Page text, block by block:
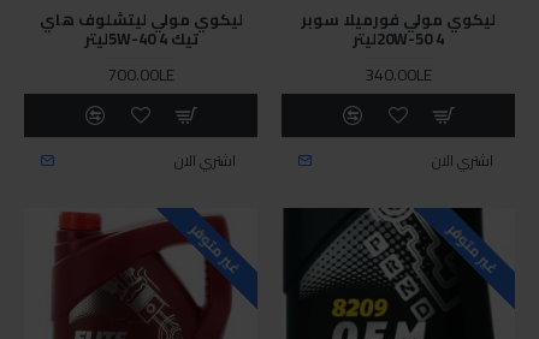
ليكوي مولي فورميلا سوبر
20W-50 4ليتر
340.00LE
اشتري الان
ليكوي مولي ليتشلوف هاي
تيك 5W-40 4ليتر
700.00LE
اشتري الان
غير متوفر غير متوفر